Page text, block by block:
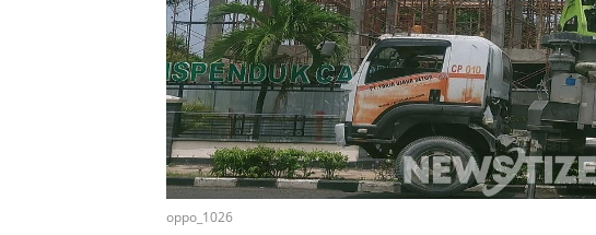
oppo_1026